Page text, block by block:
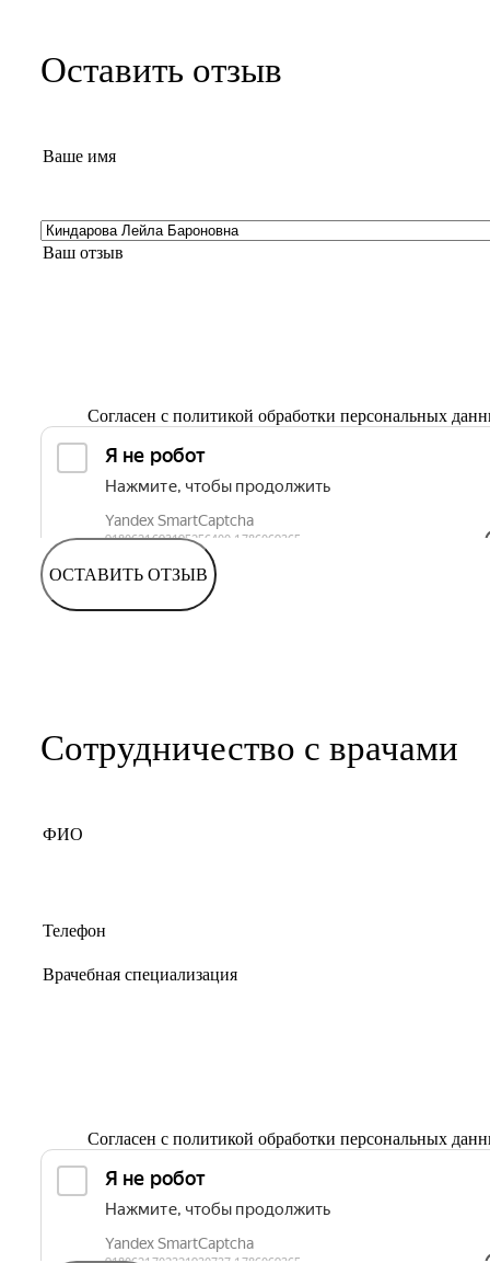
Оставить отзыв
Согласен с политикой обработки персональных
ОСТАВИТЬ ОТЗЫВ
Сотрудничество с врачами
Согласен с политикой обработки персональных